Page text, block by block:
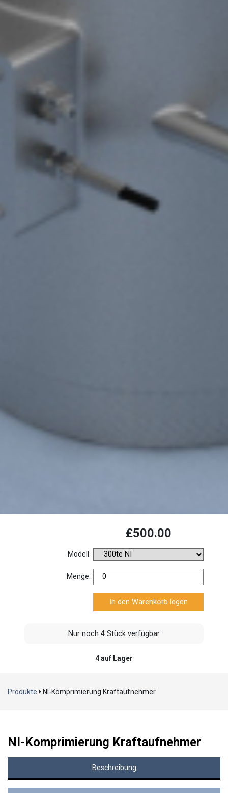
£500.00
Modell:
Menge:
Nur noch 4 Stück verfügbar
4 auf Lager
Produkte NI-Komprimierung Kraftaufnehmer
NI-Komprimierung Kraftaufnehmer
Beschreibung